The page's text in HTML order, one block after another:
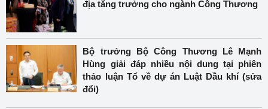
địa tăng trưởng cho ngành Công Thương
Bộ trưởng Bộ Công Thương Lê Mạnh
Hùng giải đáp nhiều nội dung tại phiên
thảo luận Tổ về dự án Luật Dầu khí (sửa
đổi)